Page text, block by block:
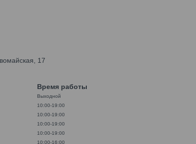
17
Время работы
Выходной
10:00-19:00
10:00-19:00
10:00-19:00
10:00-19:00
10:00-16:00